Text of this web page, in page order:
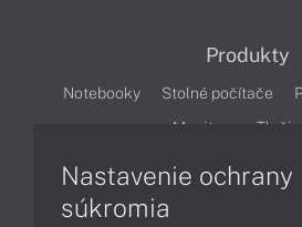
Produkty
Notebooky Stolné počítače
Monitory
Nastavenie ochrany
súkromia